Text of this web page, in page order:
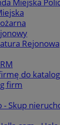
Rejonowa
do
firm
- Skup